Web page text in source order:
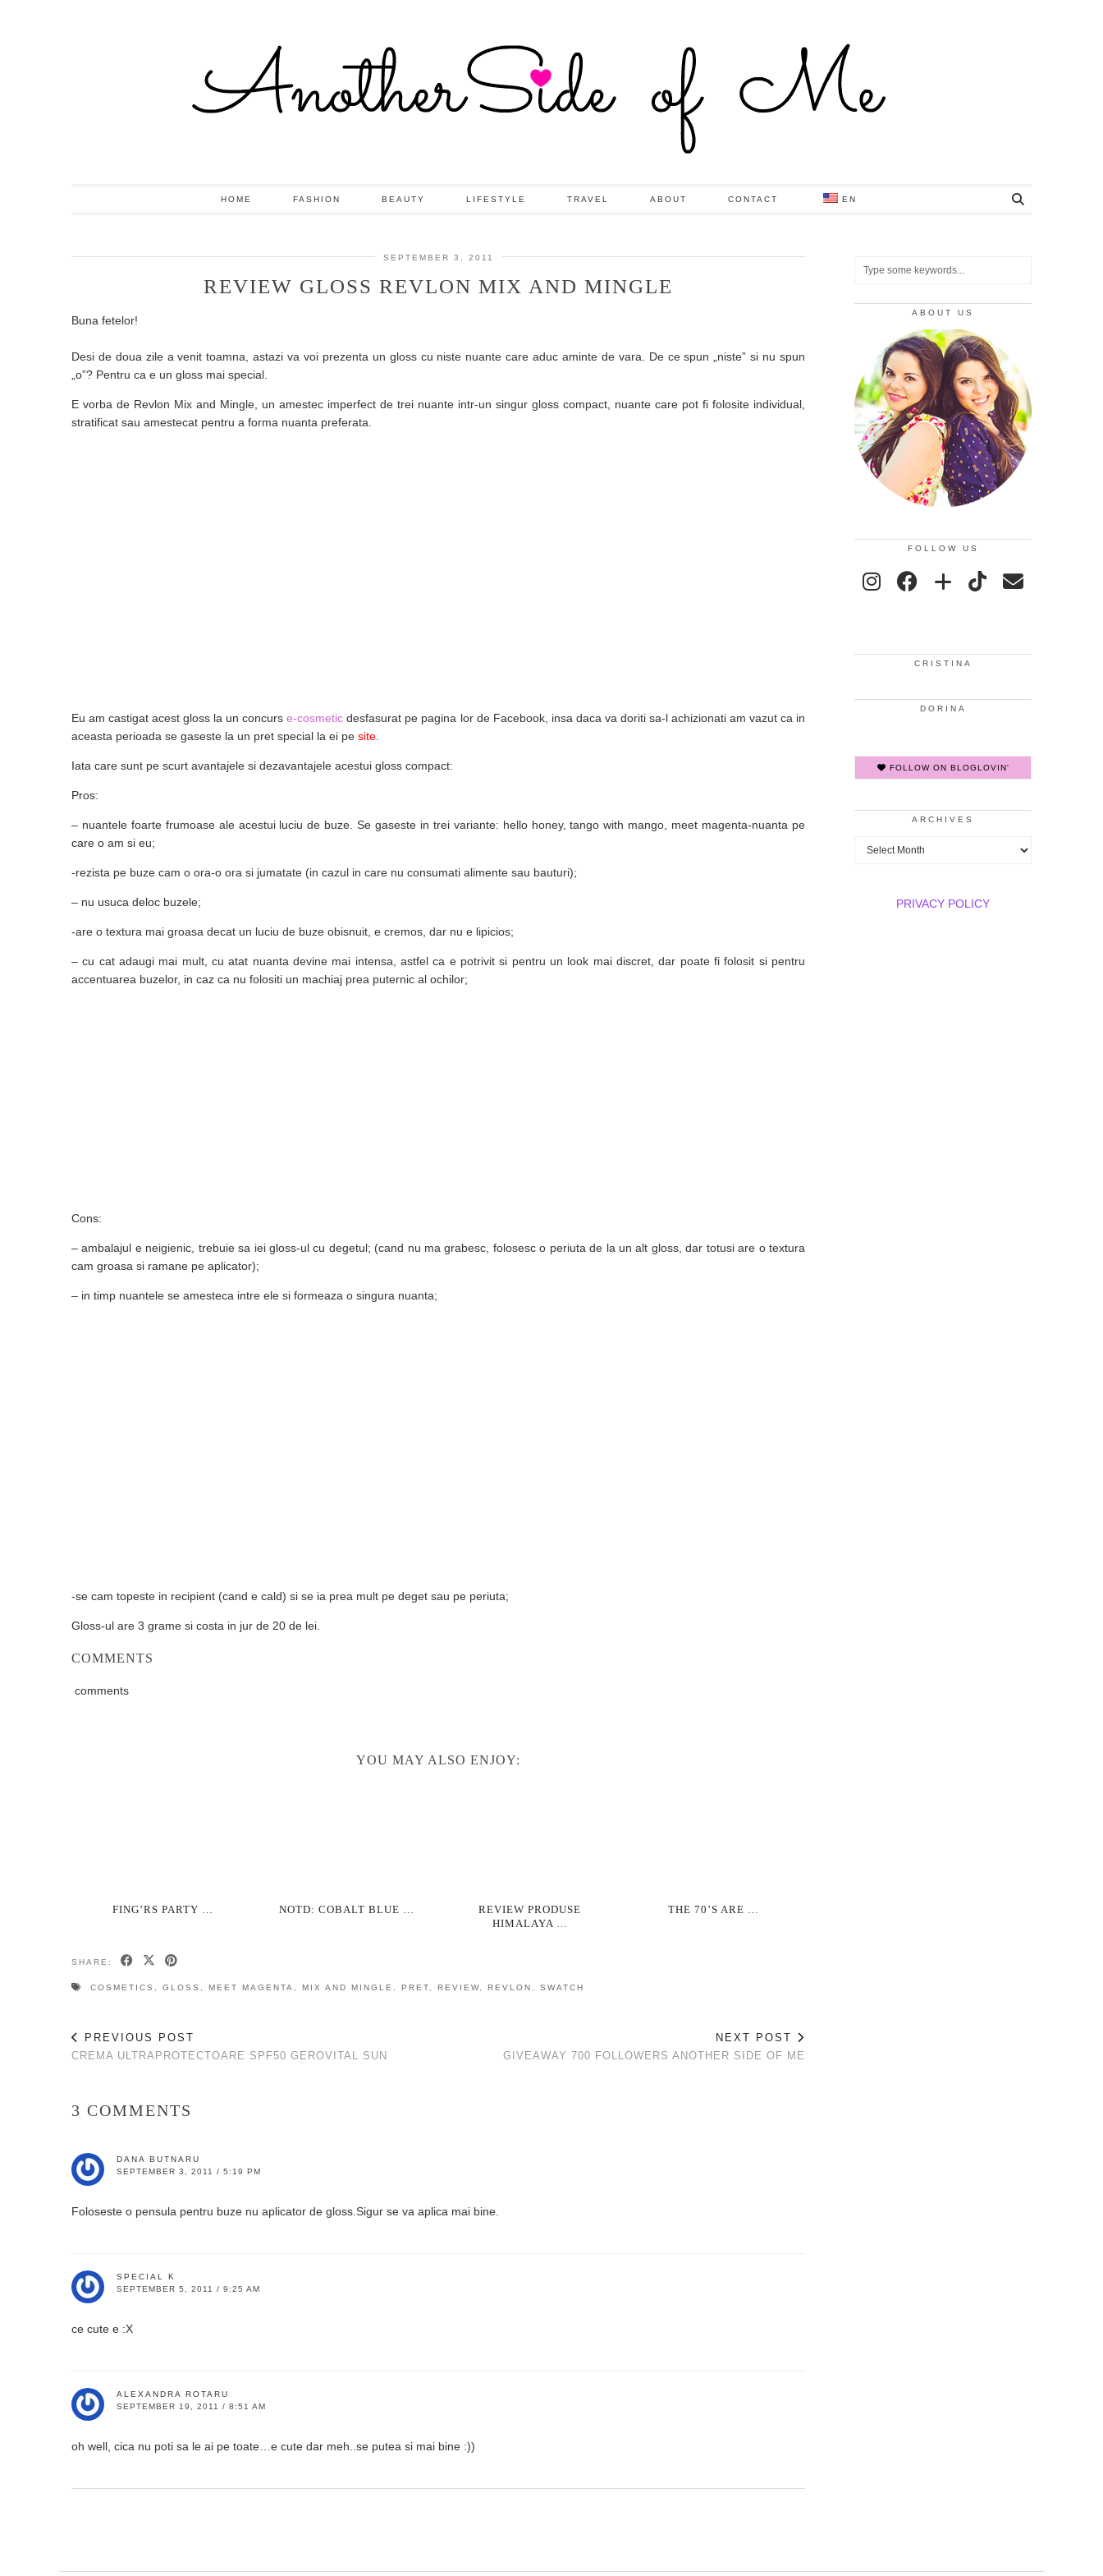
HOME FASHION BEAUTY LIFESTYLE TRAVEL ABOUT CONTACT EN
SEPTEMBER 3, 2011
REVIEW GLOSS REVLON MIX AND MINGLE
Buna fetelor!
Desi de doua zile a venit toamna, astazi va voi prezenta un gloss cu niste nuante care aduc aminte de vara. De ce spun „niste” si nu spun
„o”? Pentru ca e un gloss mai special.
E vorba de Revlon Mix and Mingle, un amestec imperfect de trei nuante intr-un singur gloss compact, nuante care pot fi folosite individual,
stratificat sau amestecat pentru a forma nuanta preferata.
Eu am castigat acest gloss la un concurs e-cosmetic desfasurat pe pagina lor de Facebook, insa daca va doriti sa-l achizionati am vazut ca in
aceasta perioada se gaseste la un pret special la ei pe site
Iata care sunt pe scurt avantajele si dezavantajele acestui gloss compact:
Pros:
– nuantele foarte frumoase ale acestui luciu de buze. Se gaseste in trei variante: hello honey, tango with mango, meet magenta-nuanta pe
care o am si eu;
-rezista pe buze cam o ora-o ora si jumatate (in cazul in care nu consumati alimente sau bauturi);
– nu usuca deloc buzele;
-are o textura mai groasa decat un luciu de buze obisnuit, e cremos, dar nu e lipicios;
– cu cat adaugi mai mult, cu atat nuanta devine mai intensa, astfel ca e potrivit si pentru un look mai discret, dar poate fi folosit si pentru
accentuarea buzelor, in caz ca nu folositi un machiaj prea puternic al ochilor;
Cons:
– ambalajul e neigienic, trebuie sa iei gloss-ul cu degetul; (cand nu ma grabesc, folosesc o periuta de la un alt gloss, dar totusi are o textura
cam groasa si ramane pe aplicator);
– in timp nuantele se amesteca intre ele si formeaza o singura nuanta;
-se cam topeste in recipient (cand e cald) si se ia prea mult pe deget sau pe periuta;
Gloss-ul are 3 grame si costa in jur de 20 de lei.
COMMENTS
comments
YOU MAY ALSO ENJOY:
FING’RS PARTY … NOTD: COBALT BLUE …
REVIEW PRODUSE
HIMALAYA …
THE 70’S ARE …
SHARE:
COSMETICS GLOSS MEET MAGENTA MIX AND MINGLE PRET REVIEW REVLON SWATCH
PREVIOUS POST
CREMA ULTRAPROTECTOARE SPF50 GEROVITAL SUN
NEXT POST
GIVEAWAY 700 FOLLOWERS ANOTHER SIDE OF ME
3 COMMENTS
DANA BUTNARU
SEPTEMBER 3, 2011 / 5:19 PM
Foloseste o pensula pentru buze nu aplicator de gloss.Sigur se va aplica mai bine.
SPECIAL K
SEPTEMBER 5, 2011 / 9:25 AM
ce cute e :X
ALEXANDRA ROTARU
SEPTEMBER 19, 2011 / 8:51 AM
oh well, cica nu poti sa le ai pe toate…e cute dar meh..se putea si mai bine :))
ABOUT US
FOLLOW US
CRISTINA
DORINA
FOLLOW ON BLOGLOVIN'
ARCHIVES
Archives
PRIVACY POLICY